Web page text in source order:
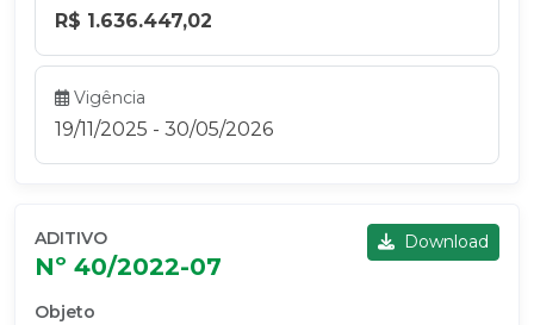
R$ 1.636.447,02
Vigência
19/11/2025 - 30/05/2026
ADITIVO
Nº 40/2022-07
Download
Objeto